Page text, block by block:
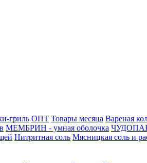
гриль ОПТ Товары месяца Вареная
МЕМБРИН - умная оболочка
Нитритная соль Мясницкая соль и